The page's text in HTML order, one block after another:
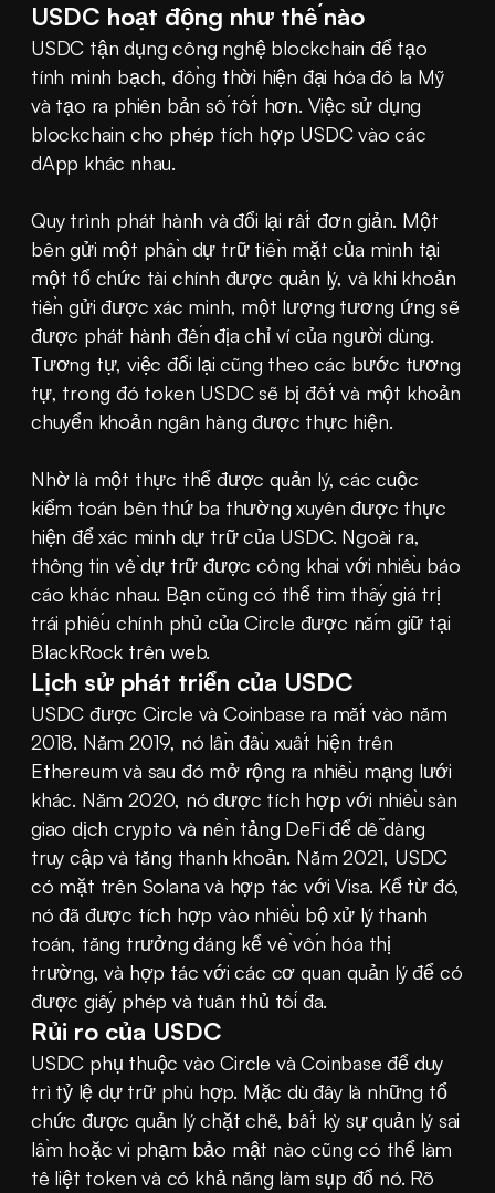
USDC hoạt động như thế nào
USDC tận dụng công nghệ blockchain để tạo
tính minh bạch, đồng thời hiện đại hóa đô la Mỹ
và tạo ra phiên bản số tốt hơn. Việc sử dụng
blockchain cho phép tích hợp USDC vào các
dApp khác nhau.
Quy trình phát hành và đổi lại rất đơn giản. Một
bên gửi một phần dự trữ tiền mặt của mình tại
một tổ chức tài chính được quản lý, và khi khoản
tiền gửi được xác minh, một lượng tương ứng sẽ
được phát hành đến địa chỉ ví của người dùng.
Tương tự, việc đổi lại cũng theo các bước tương
tự, trong đó token USDC sẽ bị đốt và một khoản
chuyển khoản ngân hàng được thực hiện.
Nhờ là một thực thể được quản lý, các cuộc
kiểm toán bên thứ ba thường xuyên được thực
hiện để xác minh dự trữ của USDC. Ngoài ra,
thông tin về dự trữ được công khai với nhiều báo
cáo khác nhau. Bạn cũng có thể tìm thấy giá trị
trái phiếu chính phủ của Circle được nắm giữ tại
BlackRock trên web.
Lịch sử phát triển của USDC
USDC được Circle và Coinbase ra mắt vào năm
2018. Năm 2019, nó lần đầu xuất hiện trên
Ethereum và sau đó mở rộng ra nhiều mạng lưới
khác. Năm 2020, nó được tích hợp với nhiều sàn
giao dịch crypto và nền tảng DeFi để dễ dàng
truy cập và tăng thanh khoản. Năm 2021, USDC
có mặt trên Solana và hợp tác với Visa. Kể từ đó,
nó đã được tích hợp vào nhiều bộ xử lý thanh
toán, tăng trưởng đáng kể về vốn hóa thị
trường, và hợp tác với các cơ quan quản lý để có
được giấy phép và tuân thủ tối đa.
Rủi ro của USDC
USDC phụ thuộc vào Circle và Coinbase để duy
trì tỷ lệ dự trữ phù hợp. Mặc dù đây là những tổ
chức được quản lý chặt chẽ, bất kỳ sự quản lý sai
lầm hoặc vi phạm bảo mật nào cũng có thể làm
tê liệt token và có khả năng làm sụp đổ nó. Rõ